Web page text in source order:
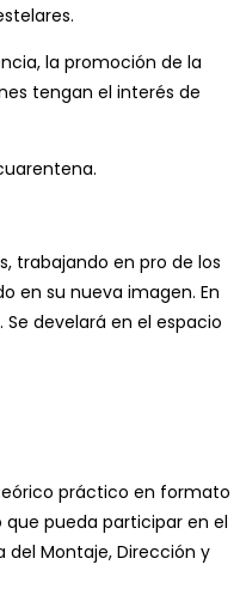
la promoción de la
tengan el interés de
trabajando en pro de los
en su nueva imagen. En
develará en el espacio
práctico en formato
pueda participar en el
del Montaje, Dirección y